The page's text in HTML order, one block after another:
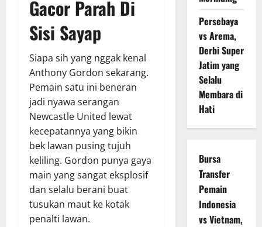
Gacor Parah Di
Sisi Sayap
Siapa sih yang nggak kenal
Anthony Gordon sekarang.
Pemain satu ini beneran
jadi nyawa serangan
Newcastle United lewat
kecepatannya yang bikin
bek lawan pusing tujuh
keliling. Gordon punya gaya
main yang sangat eksplosif
dan selalu berani buat
tusukan maut ke kotak
penalti lawan.
Persebaya
vs Arema,
Derbi Super
Jatim yang
Selalu
Membara di
Hati
Bursa
Transfer
Pemain
Indonesia
vs Vietnam,